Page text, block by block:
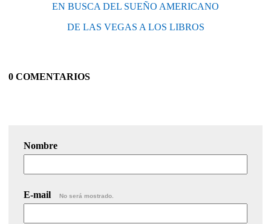
EN BUSCA DEL SUEÑO AMERICANO
DE LAS VEGAS A LOS LIBROS
0 COMENTARIOS
Nombre
E-mail No será mostrado.